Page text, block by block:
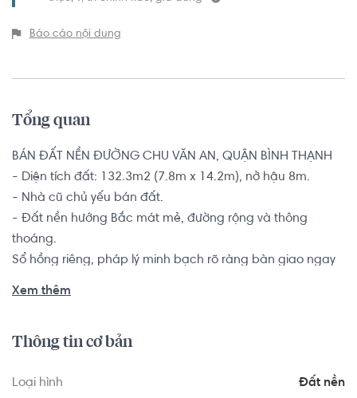
Báo cáo nội dung
Tổng quan
BÁN ĐẤT NỀN ĐƯỜNG CHU VĂN AN, QUẬN BÌNH THẠNH
- Diện tích đất: 132.3m2 (7.8m x 14.2m), nở hậu 8m.
- Nhà cũ chủ yếu bán đất.
- Đất nền hướng Bắc mát mẻ, đường rộng và thông
thoáng.
Sổ hồng riêng, pháp lý minh bạch rõ ràng bàn giao ngay
đến sân bay Tân Sơn Nhất và khu vực trung tâm thành
ứng mọi nhu cầu của hộ gia đình như chợ Cây Thị, công
Xem thêm
Thông tin cơ bản
Loại hình Đất nền